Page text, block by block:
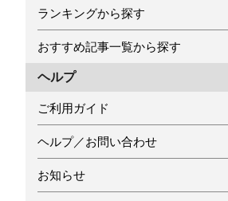
ランキングから探す
おすすめ記事一覧から探す
ヘルプ
ご利用ガイド
ヘルプ／お問い合わせ
お知らせ